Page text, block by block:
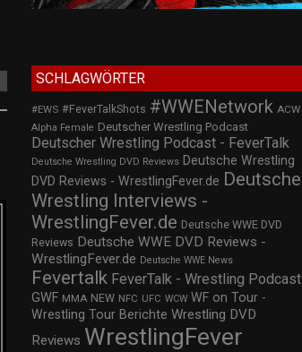
SCHLAGWÖRTER
#EWS #FeverTalkShots #WWENetwork ACW
Alpha Female Deutscher Wrestling Podcast
Deutscher Wrestling Podcast - FeverTalk
Deutsche Wrestling DVD Reviews Deutsche Wrestling
DVD Reviews - WrestlingFever.de Deutsche
Wrestling Interviews -
WrestlingFever.de Deutsche WWE DVD
Reviews Deutsche WWE DVD Reviews -
WrestlingFever.de Deutsche WWE News
Fevertalk FeverTalk - Wrestling Podcast
GWF MMA NEW NFC UFC WCW WF on Tour -
Wrestling Tour Berichte Wrestling DVD
Reviews WrestlingFever